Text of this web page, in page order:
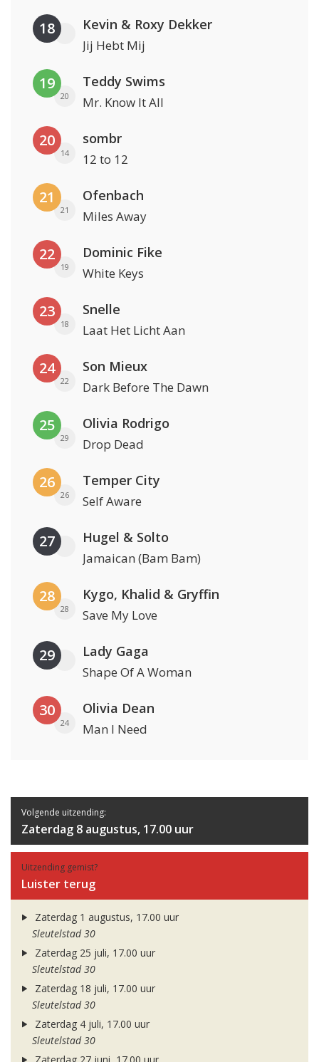
18 Kevin & Roxy Dekker
Jij Hebt Mij
19
20
Teddy Swims
Mr. Know It All
20
14
sombr
12 to 12
21
21
Ofenbach
Miles Away
22
19
Dominic Fike
White Keys
23
18
Snelle
Laat Het Licht Aan
24
22
Son Mieux
Dark Before The Dawn
25
29
Olivia Rodrigo
Drop Dead
26
26
Temper City
Self Aware
27 Hugel & Solto
Jamaican (Bam Bam)
28
28
Kygo, Khalid & Gryffin
Save My Love
29 Lady Gaga
Shape Of A Woman
30
24
Olivia Dean
Man I Need
Volgende uitzending:
Zaterdag 8 augustus, 17.00 uur
Uitzending gemist?
Luister terug
Zaterdag 1 augustus, 17.00 uur
Sleutelstad 30
Zaterdag 25 juli, 17.00 uur
Sleutelstad 30
Zaterdag 18 juli, 17.00 uur
Sleutelstad 30
Zaterdag 4 juli, 17.00 uur
Sleutelstad 30